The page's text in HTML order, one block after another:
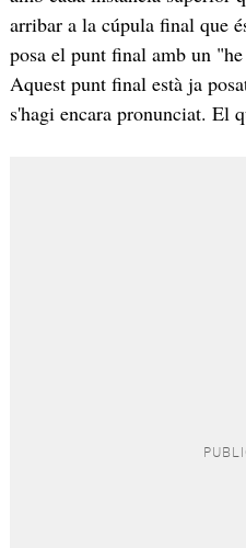
arribar a la cúpula final que
posa el punt final amb un
Aquest punt final està ja
s'hagi encara pronunciat. El